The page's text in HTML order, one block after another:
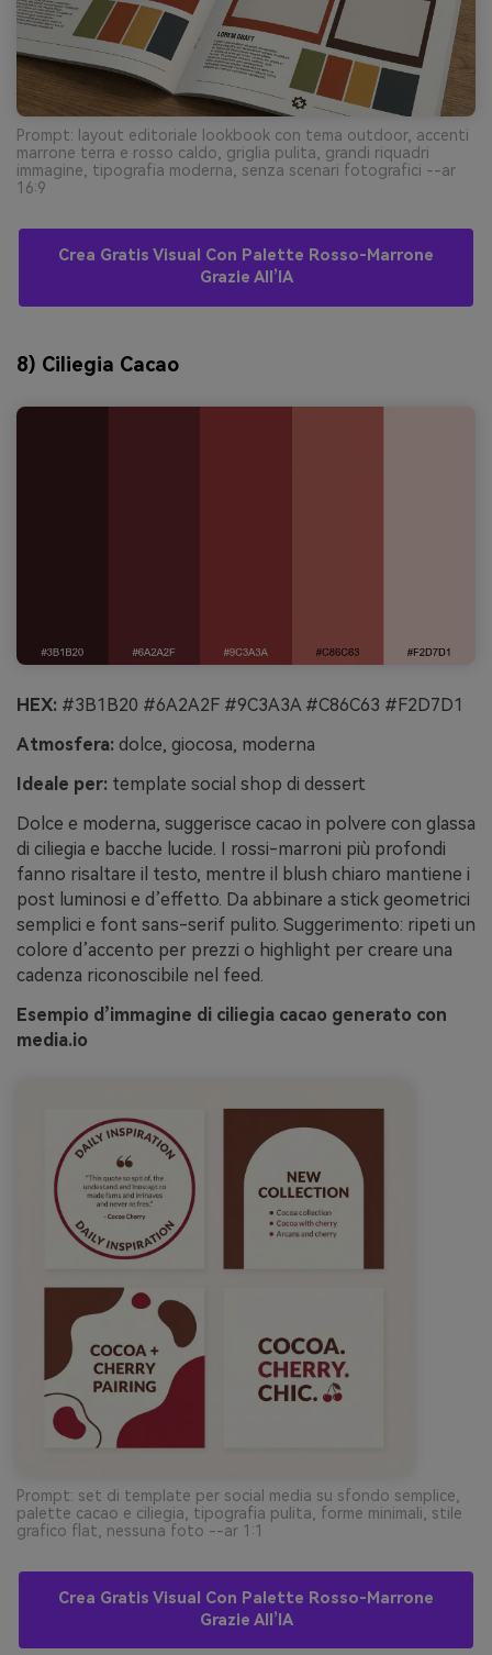
Prompt: layout editoriale lookbook con tema outdoor, accenti
marrone terra e rosso caldo, griglia pulita, grandi riquadri
immagine, tipografia moderna, senza scenari fotografici --ar
16:9
Crea Gratis Visual Con Palette Rosso-Marrone
Grazie All’IA
8) Ciliegia Cacao
HEX: #3B1B20 #6A2A2F #9C3A3A #C86C63 #F2D7D1
Atmosfera: dolce, giocosa, moderna
Ideale per: template social shop di dessert
Dolce e moderna, suggerisce cacao in polvere con glassa
di ciliegia e bacche lucide. I rossi-marroni più profondi
fanno risaltare il testo, mentre il blush chiaro mantiene i
post luminosi e d’effetto. Da abbinare a stick geometrici
semplici e font sans-serif pulito. Suggerimento: ripeti un
colore d’accento per prezzi o highlight per creare una
cadenza riconoscibile nel feed.
Esempio d’immagine di ciliegia cacao generato con
media.io
Prompt: set di template per social media su sfondo semplice,
palette cacao e ciliegia, tipografia pulita, forme minimali, stile
grafico flat, nessuna foto --ar 1:1
Crea Gratis Visual Con Palette Rosso-Marrone
Grazie All’IA